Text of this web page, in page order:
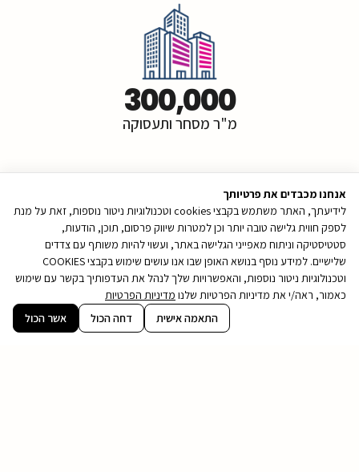
מ"ר מסחר ותעסוקה
300,000
* לפי 100%, על בסיס נתוני 31.3.26
עמרם אברהם |
אמנות הבניה​
מחברות הייזום והביצוע המובילות בישראל, המתמחה כיום
ב3 תחומים עיקריים:
אנחנו מכבדים את פרטיותך
לידיעתך, האתר משתמש בקבצי cookies וטכנולוגיות ניטור נוספות, זאת על מנת
לספק חווית גלישה טובה יותר וכן למטרות שיווק פרסום, תוכן, הודעות,
סטטיסטיקה וניתוח מאפייני הגלישה באתר, ועשוי להיות משותף עם צדדים
שלישיים. למידע נוסף בנושא האופן שבו אנו עושים שימוש בקבצי COOKIES
וטכנולוגיות ניטור נוספות, והאפשרויות שלך לנהל את העדפותיך בקשר עם שימוש
כאמור, ראה/י את מדיניות הפרטיות שלנו מדיניות הפרטיות
התאמה אישית דחה הכול אשר הכול